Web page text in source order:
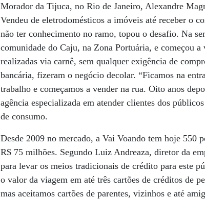
Morador da Tijuca, no Rio de Janeiro, Alexandre
Vendeu de eletrodomésticos a imóveis até receber o
não ter conhecimento no ramo, topou o desafio. Na
comunidade do Caju, na Zona Portuária, e começou a
realizadas via carnê, sem qualquer exigência de
bancária, fizeram o negócio decolar. “Ficamos na
trabalho e começamos a vender na rua. Oito anos
agência especializada em atender clientes dos
de consumo.
Desde 2009 no mercado, a Vai Voando tem hoje 550
R$ 75 milhões. Segundo Luiz Andreaza, diretor da
para levar os meios tradicionais de crédito para este
o valor da viagem em até três cartões de créditos de
mas aceitamos cartões de parentes, vizinhos e até